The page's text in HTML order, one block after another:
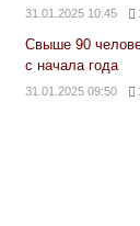
31.01.2025 10:45
Свыше 90
с начала года
31.01.2025 09:50